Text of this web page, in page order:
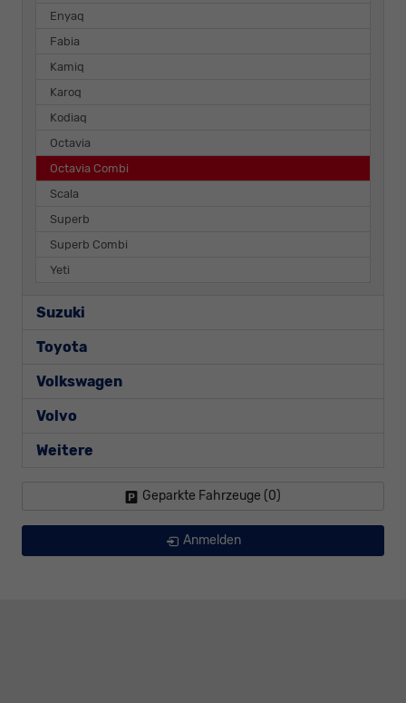
Enyaq
Fabia
Kamiq
Karoq
Kodiaq
Octavia
Octavia Combi
Scala
Superb
Superb Combi
Yeti
Suzuki
Toyota
Volkswagen
Volvo
Weitere
Geparkte Fahrzeuge (0)
Anmelden